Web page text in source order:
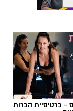
- כרטיסיית הכרות